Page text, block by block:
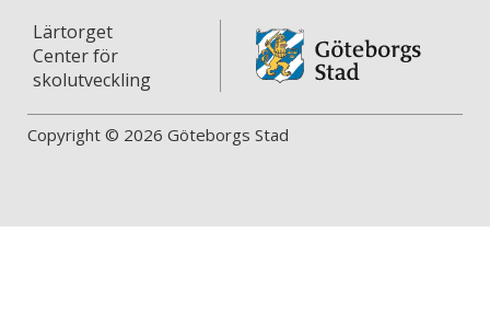
Lärtorget
Center för
skolutveckling
Copyright © 2026 Göteborgs Stad